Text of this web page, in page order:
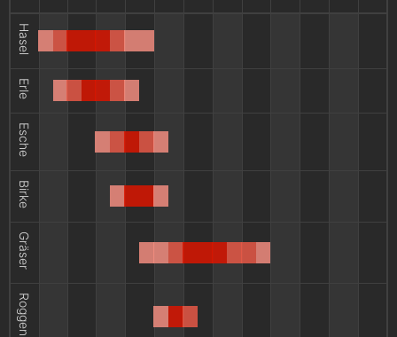
Hasel
Erle
Esche
Birke
Gräser
Roggen